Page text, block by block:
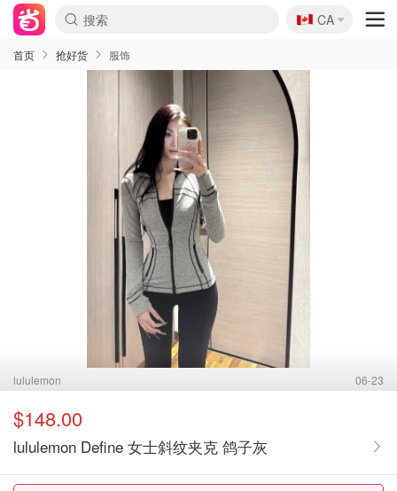
🇨🇦
CA
首页 抢好货 服饰
lululemon 06-23
$148.00
lululemon Define 女士斜纹夹克 鸽子灰